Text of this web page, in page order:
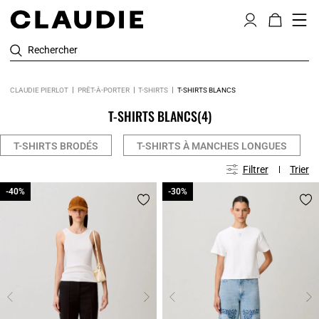
Rechercher
CLAUDIE PIERLOT PRÊT-À-PORTER T-SHIRTS T-SHIRTS BLANCS
T-SHIRTS BLANCS(4)
T-SHIRTS BRODÉS T-SHIRTS À MANCHES LONGUES
Filtrer Trier
-40%
-40% -30%
-30%